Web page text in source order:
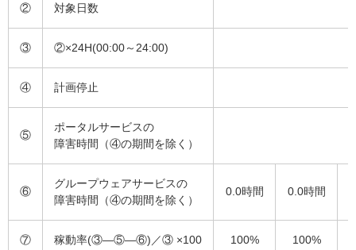
② 対象日数
③ ②×24H(00:00～24:00)
④ 計画停止
⑤
ポータルサービスの
障害時間（④の期間を除く）
⑥
グループウェアサービスの
障害時間（④の期間を除く）
0.0時間 0.0時間
⑦ 稼動率(③―⑤―⑥)／③ ×100 100% 100%